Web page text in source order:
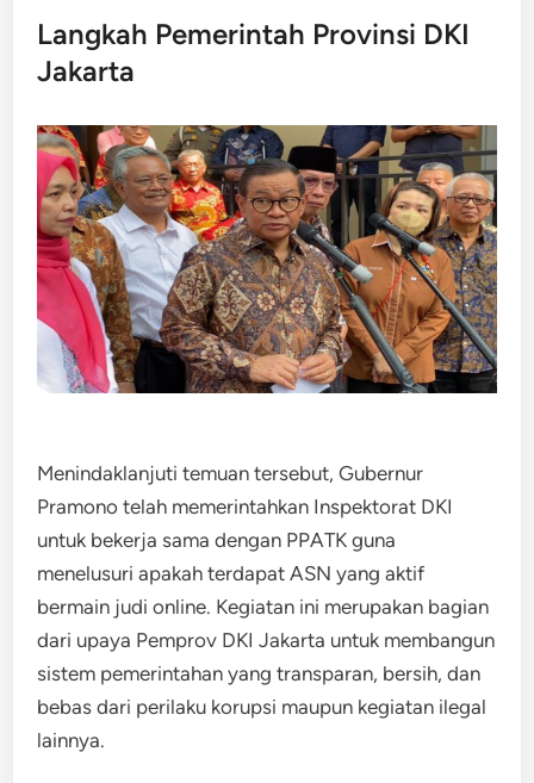
Langkah Pemerintah Provinsi DKI
Jakarta
Menindaklanjuti temuan tersebut, Gubernur
Pramono telah memerintahkan Inspektorat DKI
untuk bekerja sama dengan PPATK guna
menelusuri apakah terdapat ASN yang aktif
bermain judi online. Kegiatan ini merupakan bagian
dari upaya Pemprov DKI Jakarta untuk membangun
sistem pemerintahan yang transparan, bersih, dan
bebas dari perilaku korupsi maupun kegiatan ilegal
lainnya.